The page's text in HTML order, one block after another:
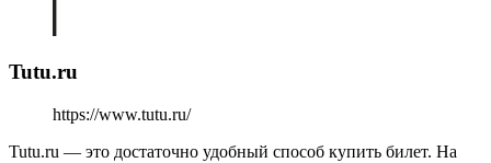
Tutu.ru
https://www.tutu.ru/
Tutu.ru — это достаточно удобный способ купить билет. На